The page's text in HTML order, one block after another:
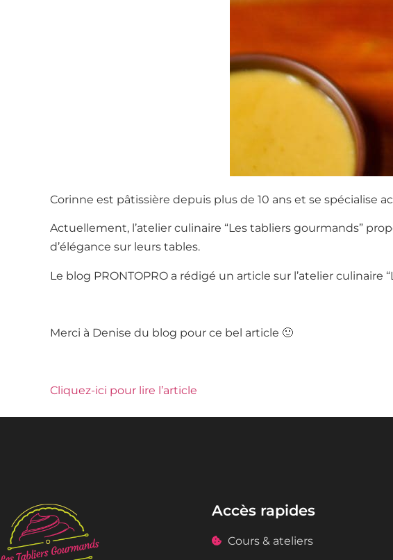
Corinne est pâtissière depuis plus de 10 ans et se spécialise
Actuellement, l’atelier culinaire “Les tabliers gourmands”
d’élégance sur leurs tables.
Le blog PRONTOPRO a rédigé un article sur l’atelier culinaire
Merci à Denise du blog pour ce bel article 🙂
Cliquez-ici pour lire l’article
Accès rapides
Cours & ateliers